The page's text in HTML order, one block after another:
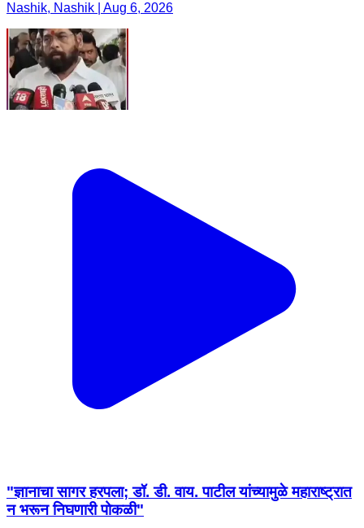
Nashik, Nashik | Aug 6, 2026
"ज्ञानाचा सागर हरपला; डॉ. डी. वाय. पाटील यांच्यामुळे महाराष्ट्रात
न भरून निघणारी पोकळी"